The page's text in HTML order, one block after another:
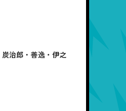
治郎・善逸・伊之